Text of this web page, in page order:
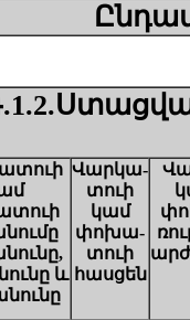
և
Վարկա-
տուի
կամ
փոխա-
տուի
հասցեն